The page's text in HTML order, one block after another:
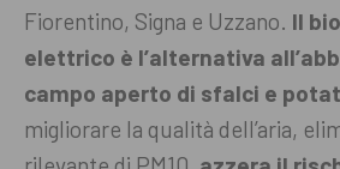
Fiorentino, Signa e Uzzano. Il
elettrico è l’alternativa
campo aperto di sfalci e
migliorare la qualità dell’aria,